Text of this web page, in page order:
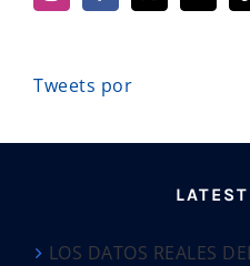
Tweets por
LOS DATOS REALES